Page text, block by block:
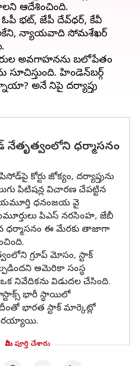
ఆదేశించింది.
భట్, జేపీ దేవ్‌ధర్, కేవీ
న్యాయవాది సోమశేఖర్
అవగాహనను బలోపేతం
హిండెన్‌బర్గ్
అనే దానిపై దర్యాప్తు
నేతృత్వంలోని ధర్మాసనం
కోర్టు జోక్యం, దర్యాప్తును
పిటిషన్ల విచారణ చేపట్టిన
ధనంజయ వై
పిఎస్ నరసింహ, జేబీ
ధర్మాసనం ఈ మేరకు తాజాగా
గ్రూప్ మోసం, స్టాక్
అమెరికా సంస్థ
నివేదికను విడుదల చేసింది.
స్టాక్స్ భారీ స్థాయిలో
భారత స్టాక్ మార్కెట్లో
మీరు పూర్తి చేశారు